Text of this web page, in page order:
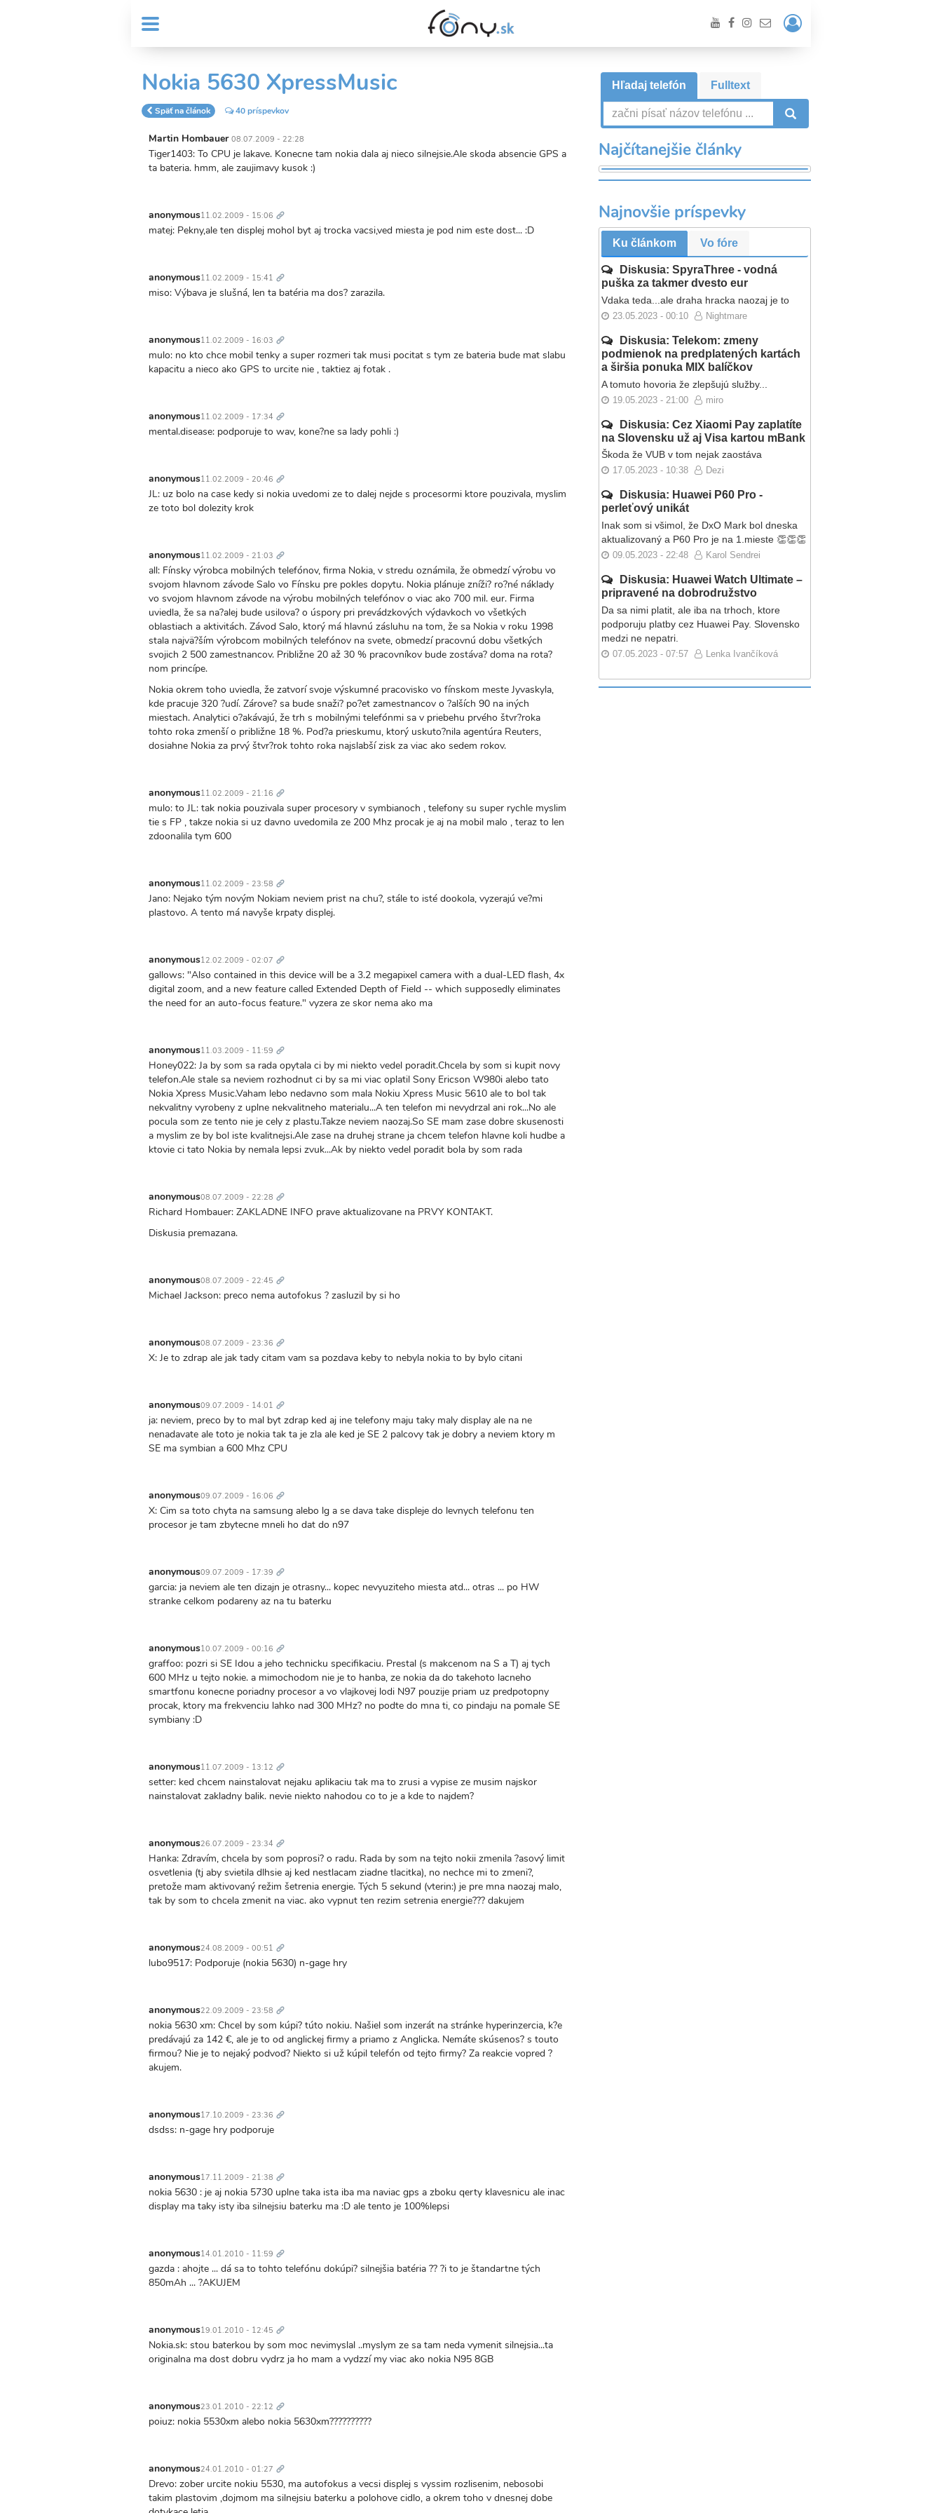
MENU
Header
menu
User
account
Prihlásiť
/
Registrácia
Nokia 5630 XpressMusic
Späť na článok 40 príspevkov
Martin Hombauer 08.07.2009 - 22:28
Tiger1403: To CPU je lakave. Konecne tam nokia dala aj nieco silnejsie.Ale skoda absencie GPS a
ta bateria. hmm, ale zaujimavy kusok :)
anonymous11.02.2009 - 15:06 odkaz
matej: Pekny,ale ten displej mohol byt aj trocka vacsi,ved miesta je pod nim este dost... :D
anonymous11.02.2009 - 15:41 odkaz
miso: Výbava je slušná, len ta batéria ma dos? zarazila.
anonymous11.02.2009 - 16:03 odkaz
mulo: no kto chce mobil tenky a super rozmeri tak musi pocitat s tym ze bateria bude mat slabu
kapacitu a nieco ako GPS to urcite nie , taktiez aj fotak .
anonymous11.02.2009 - 17:34 odkaz
mental.disease: podporuje to wav, kone?ne sa lady pohli :)
anonymous11.02.2009 - 20:46 odkaz
JL: uz bolo na case kedy si nokia uvedomi ze to dalej nejde s procesormi ktore pouzivala, myslim
ze toto bol dolezity krok
anonymous11.02.2009 - 21:03 odkaz
all: Fínsky výrobca mobilných telefónov, firma Nokia, v stredu oznámila, že obmedzí výrobu vo
svojom hlavnom závode Salo vo Fínsku pre pokles dopytu. Nokia plánuje zníži? ro?né náklady
vo svojom hlavnom závode na výrobu mobilných telefónov o viac ako 700 mil. eur. Firma
uviedla, že sa na?alej bude usilova? o úspory pri prevádzkových výdavkoch vo všetkých
oblastiach a aktivitách. Závod Salo, ktorý má hlavnú zásluhu na tom, že sa Nokia v roku 1998
stala najvä?ším výrobcom mobilných telefónov na svete, obmedzí pracovnú dobu všetkých
svojich 2 500 zamestnancov. Približne 20 až 30 % pracovníkov bude zostáva? doma na rota?
nom princípe.
Nokia okrem toho uviedla, že zatvorí svoje výskumné pracovisko vo fínskom meste Jyvaskyla,
kde pracuje 320 ?udí. Zárove? sa bude snaži? po?et zamestnancov o ?alších 90 na iných
miestach. Analytici o?akávajú, že trh s mobilnými telefónmi sa v priebehu prvého štvr?roka
tohto roka zmenší o približne 18 %. Pod?a prieskumu, ktorý uskuto?nila agentúra Reuters,
dosiahne Nokia za prvý štvr?rok tohto roka najslabší zisk za viac ako sedem rokov.
anonymous11.02.2009 - 21:16 odkaz
mulo: to JL: tak nokia pouzivala super procesory v symbianoch , telefony su super rychle myslim
tie s FP , takze nokia si uz davno uvedomila ze 200 Mhz procak je aj na mobil malo , teraz to len
zdoonalila tym 600
anonymous11.02.2009 - 23:58 odkaz
Jano: Nejako tým novým Nokiam neviem prist na chu?, stále to isté dookola, vyzerajú ve?mi
plastovo. A tento má navyše krpaty displej.
anonymous12.02.2009 - 02:07 odkaz
gallows: "Also contained in this device will be a 3.2 megapixel camera with a dual-LED flash, 4x
digital zoom, and a new feature called Extended Depth of Field -- which supposedly eliminates
the need for an auto-focus feature." vyzera ze skor nema ako ma
anonymous11.03.2009 - 11:59 odkaz
Honey022: Ja by som sa rada opytala ci by mi niekto vedel poradit.Chcela by som si kupit novy
telefon.Ale stale sa neviem rozhodnut ci by sa mi viac oplatil Sony Ericson W980i alebo tato
Nokia Xpress Music.Vaham lebo nedavno som mala Nokiu Xpress Music 5610 ale to bol tak
nekvalitny vyrobeny z uplne nekvalitneho materialu...A ten telefon mi nevydrzal ani rok...No ale
pocula som ze tento nie je cely z plastu.Takze neviem naozaj.So SE mam zase dobre skusenosti
a myslim ze by bol iste kvalitnejsi.Ale zase na druhej strane ja chcem telefon hlavne koli hudbe a
ktovie ci tato Nokia by nemala lepsi zvuk...Ak by niekto vedel poradit bola by som rada
anonymous08.07.2009 - 22:28 odkaz
Richard Hombauer: ZAKLADNE INFO prave aktualizovane na PRVY KONTAKT.
Diskusia premazana.
anonymous08.07.2009 - 22:45 odkaz
Michael Jackson: preco nema autofokus ? zasluzil by si ho
anonymous08.07.2009 - 23:36 odkaz
X: Je to zdrap ale jak tady citam vam sa pozdava keby to nebyla nokia to by bylo citani
anonymous09.07.2009 - 14:01 odkaz
ja: neviem, preco by to mal byt zdrap ked aj ine telefony maju taky maly display ale na ne
nenadavate ale toto je nokia tak ta je zla ale ked je SE 2 palcovy tak je dobry a neviem ktory m
SE ma symbian a 600 Mhz CPU
anonymous09.07.2009 - 16:06 odkaz
X: Cim sa toto chyta na samsung alebo lg a se dava take displeje do levnych telefonu ten
procesor je tam zbytecne mneli ho dat do n97
anonymous09.07.2009 - 17:39 odkaz
garcia: ja neviem ale ten dizajn je otrasny... kopec nevyuziteho miesta atd... otras ... po HW
stranke celkom podareny az na tu baterku
anonymous10.07.2009 - 00:16 odkaz
graffoo: pozri si SE Idou a jeho technicku specifikaciu. Prestal (s makcenom na S a T) aj tych
600 MHz u tejto nokie. a mimochodom nie je to hanba, ze nokia da do takehoto lacneho
smartfonu konecne poriadny procesor a vo vlajkovej lodi N97 pouzije priam uz predpotopny
procak, ktory ma frekvenciu lahko nad 300 MHz? no podte do mna ti, co pindaju na pomale SE
symbiany :D
anonymous11.07.2009 - 13:12 odkaz
setter: ked chcem nainstalovat nejaku aplikaciu tak ma to zrusi a vypise ze musim najskor
nainstalovat zakladny balik. nevie niekto nahodou co to je a kde to najdem?
anonymous26.07.2009 - 23:34 odkaz
Hanka: Zdravím, chcela by som poprosi? o radu. Rada by som na tejto nokii zmenila ?asový limit
osvetlenia (tj aby svietila dlhsie aj ked nestlacam ziadne tlacitka), no nechce mi to zmeni?,
pretože mam aktivovaný režim šetrenia energie. Tých 5 sekund (vterin:) je pre mna naozaj malo,
tak by som to chcela zmenit na viac. ako vypnut ten rezim setrenia energie??? dakujem
anonymous24.08.2009 - 00:51 odkaz
lubo9517: Podporuje (nokia 5630) n-gage hry
anonymous22.09.2009 - 23:58 odkaz
nokia 5630 xm: Chcel by som kúpi? túto nokiu. Našiel som inzerát na stránke hyperinzercia, k?e
predávajú za 142 €, ale je to od anglickej firmy a priamo z Anglicka. Nemáte skúsenos? s touto
firmou? Nie je to nejaký podvod? Niekto si už kúpil telefón od tejto firmy? Za reakcie vopred ?
akujem.
anonymous17.10.2009 - 23:36 odkaz
dsdss: n-gage hry podporuje
anonymous17.11.2009 - 21:38 odkaz
nokia 5630 : je aj nokia 5730 uplne taka ista iba ma naviac gps a zboku qerty klavesnicu ale inac
display ma taky isty iba silnejsiu baterku ma :D ale tento je 100%lepsi
anonymous14.01.2010 - 11:59 odkaz
gazda : ahojte ... dá sa to tohto telefónu dokúpi? silnejšia batéria ?? ?i to je štandartne tých
850mAh ... ?AKUJEM
anonymous19.01.2010 - 12:45 odkaz
Nokia.sk: stou baterkou by som moc nevimyslal ..myslym ze sa tam neda vymenit silnejsia...ta
originalna ma dost dobru vydrz ja ho mam a vydzzí my viac ako nokia N95 8GB
anonymous23.01.2010 - 22:12 odkaz
poiuz: nokia 5530xm alebo nokia 5630xm??????????
anonymous24.01.2010 - 01:27 odkaz
Drevo: zober urcite nokiu 5530, ma autofokus a vecsi displej s vyssim rozlisenim, nebosobi
takim plastovim ,dojmom ma silnejsiu baterku a polohove cidlo, a okrem toho v dnesnej dobe
Hľadaj telefón Fulltext
Najčítanejšie články
Najnovšie príspevky
Ku článkom Vo fóre
Diskusia: SpyraThree - vodná
puška za takmer dvesto eur
Vdaka teda...ale draha hracka naozaj je to
23.05.2023 - 00:10 Nightmare
Diskusia: Telekom: zmeny
podmienok na predplatených kartách
a širšia ponuka MIX balíčkov
A tomuto hovoria že zlepšujú služby...
19.05.2023 - 21:00 miro
Diskusia: Cez Xiaomi Pay zaplatíte
na Slovensku už aj Visa kartou mBank
Škoda že VUB v tom nejak zaostáva
17.05.2023 - 10:38 Dezi
Diskusia: Huawei P60 Pro -
perleťový unikát
Inak som si všimol, že DxO Mark bol dneska
aktualizovaný a P60 Pro je na 1.mieste 👏👏👏
09.05.2023 - 22:48 Karol Sendrei
Diskusia: Huawei Watch Ultimate –
pripravené na dobrodružstvo
Da sa nimi platit, ale iba na trhoch, ktore
podporuju platby cez Huawei Pay. Slovensko
medzi ne nepatri.
07.05.2023 - 07:57 Lenka Ivančíková